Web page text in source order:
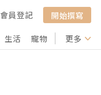
會員登記
開始撰寫
生活 寵物 行山 打卡
更多